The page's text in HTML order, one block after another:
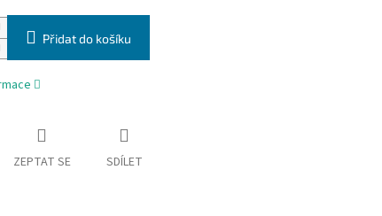
Přidat do košíku
ZEPTAT SE SDÍLET